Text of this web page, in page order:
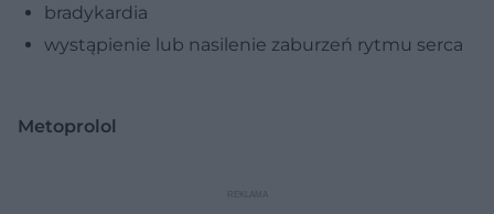
bradykardia
wystąpienie lub nasilenie zaburzeń rytmu serca
Metoprolol